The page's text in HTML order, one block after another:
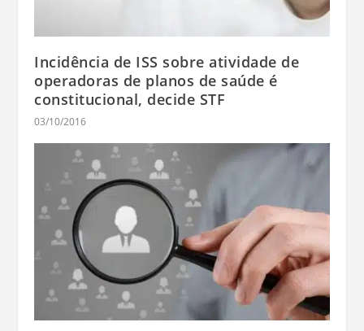
Incidência de ISS sobre atividade de
operadoras de planos de saúde é
constitucional, decide STF
03/10/2016